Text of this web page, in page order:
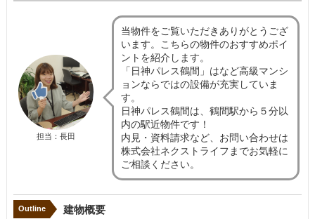
担当：長田
当物件をご覧いただきありがとうござ
います。こちらの物件のおすすめポイ
ントを紹介します。
「日神パレス鶴間」はなど高級マンシ
ョンならではの設備が充実していま
す。
日神パレス鶴間は、鶴間駅から５分以
内の駅近物件です！
内見・資料請求など、お問い合わせは
株式会社ネクストライフまでお気軽に
ご相談ください。
Outline 建物概要